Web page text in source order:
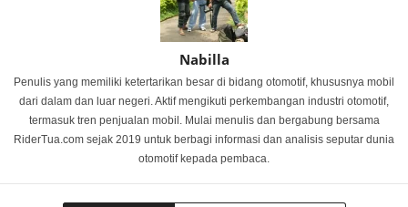
Nabilla
Penulis yang memiliki ketertarikan besar di bidang otomotif, khususnya mobil
dari dalam dan luar negeri. Aktif mengikuti perkembangan industri otomotif,
termasuk tren penjualan mobil. Mulai menulis dan bergabung bersama
RiderTua.com sejak 2019 untuk berbagi informasi dan analisis seputar dunia
otomotif kepada pembaca.